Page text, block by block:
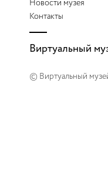
Новости музея
Контакты
Виртуальный
© Виртуальный